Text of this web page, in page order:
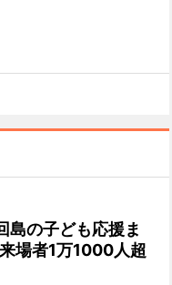
島の子ども応援ま
場者1万1000人超